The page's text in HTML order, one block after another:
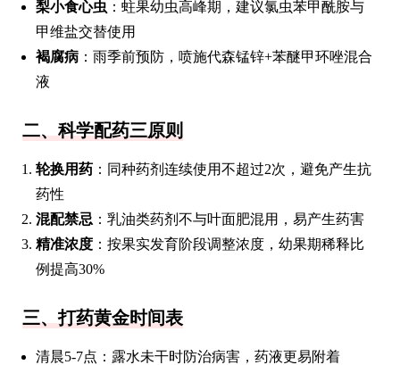
梨小食心虫 ：蛀果幼虫高峰期，建议氯虫苯甲酰胺与
甲维盐交替使用
褐腐病 ：雨季前预防，喷施代森锰锌+苯醚甲环唑混合
液
二、科学配药三原则
轮换用药 ：同种药剂连续使用不超过2次，避免产生抗
药性
混配禁忌 ：乳油类药剂不与叶面肥混用，易产生药害
精准浓度 ：按果实发育阶段调整浓度，幼果期稀释比
例提高30%
三、打药黄金时间表
清晨5-7点：露水未干时防治病害，药液更易附着